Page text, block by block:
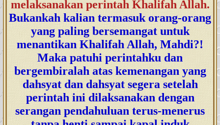
melaksanakan perintah Khalifah Allah.
Bukankah kalian termasuk orang-orang
yang paling bersemangat untuk
menantikan Khalifah Allah, Mahdi?!
Maka patuhi perintahku dan
bergembiralah atas kemenangan yang
dahsyat dan dahsyat segera setelah
perintah ini dilaksanakan dengan
serangan pendahuluan terus-menerus